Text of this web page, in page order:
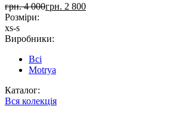
грн. 4 000грн. 2 800
Розміри:
xs-s
Виробники:
Всі
Motrya
Каталог:
Вся колекція